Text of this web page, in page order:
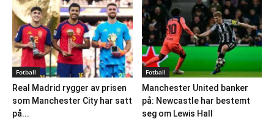
Fotball
Real Madrid rygger av prisen
som Manchester City har satt
på...
Fotball
Manchester United banker
på: Newcastle har bestemt
seg om Lewis Hall